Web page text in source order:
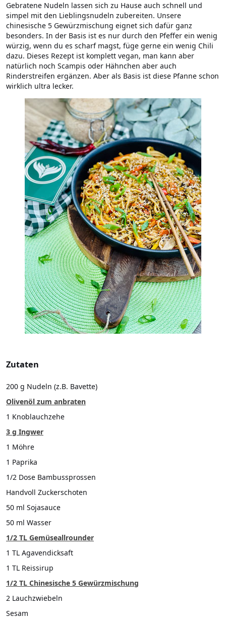
Gebratene Nudeln lassen sich zu Hause auch schnell und
simpel mit den Lieblingsnudeln zubereiten. Unsere
chinesische 5 Gewürzmischung eignet sich dafür ganz
besonders. In der Basis ist es nur durch den Pfeffer ein wenig
würzig, wenn du es scharf magst, füge gerne ein wenig Chili
dazu. Dieses Rezept ist komplett vegan, man kann aber
natürlich noch Scampis oder Hähnchen aber auch
Rinderstreifen ergänzen. Aber als Basis ist diese Pfanne schon
wirklich ultra lecker.
Zutaten
200 g Nudeln (z.B. Bavette)
Olivenöl zum anbraten
1 Knoblauchzehe
3 g Ingwer
1 Möhre
1 Paprika
1/2 Dose Bambussprossen
Handvoll Zuckerschoten
50 ml Sojasauce
50 ml Wasser
1/2 TL Gemüseallrounder
1 TL Agavendicksaft
1 TL Reissirup
1/2 TL Chinesische 5 Gewürzmischung
2 Lauchzwiebeln
Sesam